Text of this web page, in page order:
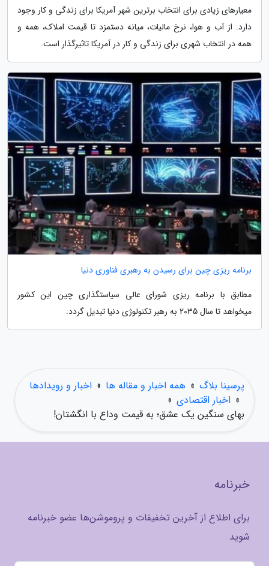
معیارهای زیادی برای انتخاب برترین شهر آمریکا برای زندگی و کار وجود
دارد. از آب و هوا، نرخ مالیات، میانه دستمزد تا قیمت املاک، همه و
همه در انتخاب شهری برای زندگی و کار در آمریکا تاثیرگذار است.
برنامه ریزی چین برای رسیدن به رهبری فناوری دنیا
مطابق با برنامه ریزی شورای عالی سیاستگذاری چین این کشور
میخواهد تا سال 2035 به رهبر تکنولوژی دنیا تبدیل گردد.
پرسینا بلاگ » همه اخبار و مقاله ها » اخبار و رویدادها
» اخبار اقتصادی »
بهای سنگین یک عشق؛ به قیمت وداع با انگشتان!
خبرنامه
برای اطلاع از آخرین تخفیفات و پروموشن‌ها عضو خبرنامه
شوید